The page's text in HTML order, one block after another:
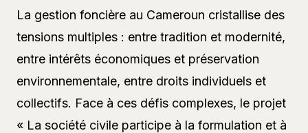
La gestion foncière au Cameroun cristallise des
tensions multiples : entre tradition et modernité,
entre intérêts économiques et préservation
environnementale, entre droits individuels et
collectifs. Face à ces défis complexes, le projet
« La société civile participe à la formulation et à